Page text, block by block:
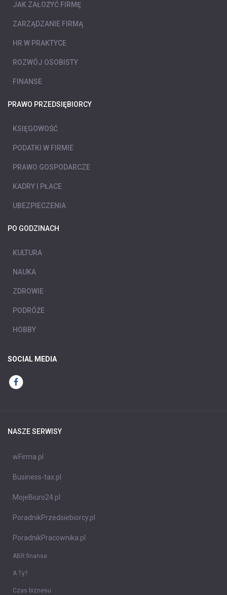
JAK ZAŁOŻYĆ FIRMĘ
ZARZĄDZANIE FIRMĄ
HR W PRAKTYCE
ROZWÓJ OSOBISTY
FINANSE
PRAWO PRZEDSIĘBIORCY
KSIĘGOWOŚĆ
PODATKI W FIRMIE
PRAWO GOSPODARCZE
KADRY I PŁACE
UBEZPIECZENIA
PO GODZINACH
KULTURA
NAUKA
ZDROWIE
PODRÓŻE
HOBBY
SOCIAL MEDIA
NASZE SERWISY
wFirma.pl
Business-tax.pl
MojeBiuro24.pl
PoradnikPrzedsiebiorcy.pl
PoradnikPracownika.pl
ABR finanse
A Ty?
Czas biznesu